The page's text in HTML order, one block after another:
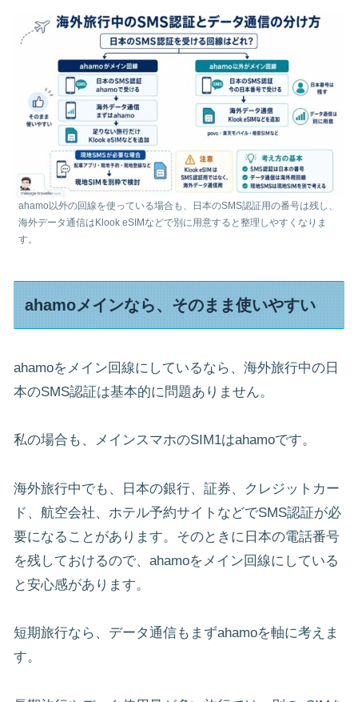
ahamo以外の回線を使っている場合も、日本のSMS認証用の番号は残し、
海外データ通信はKlook eSIMなどで別に用意すると整理しやすくなりま
す。
ahamoメインなら、そのまま使いやすい
ahamoをメイン回線にしているなら、海外旅行中の日
本のSMS認証は基本的に問題ありません。
私の場合も、メインスマホのSIM1はahamoです。
海外旅行中でも、日本の銀行、証券、クレジットカー
ド、航空会社、ホテル予約サイトなどでSMS認証が必
要になることがあります。そのときに日本の電話番号
を残しておけるので、ahamoをメイン回線にしている
と安心感があります。
短期旅行なら、データ通信もまずahamoを軸に考えま
す。